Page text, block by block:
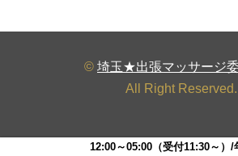
© 埼玉★出張マッサージ
All Right Reserved.
12:00～05:00（受付11:30～）/